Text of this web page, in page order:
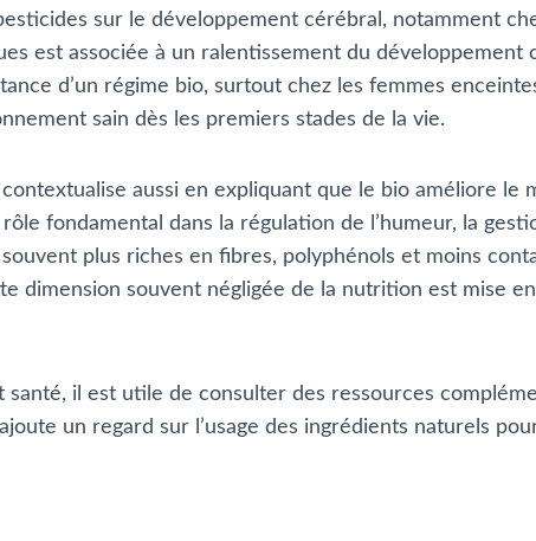
sur le développement cérébral, notamment
est associée à un ralentissement du développement
d’un régime bio, surtout chez les femmes
sain dès les premiers stades de la vie.
aussi en expliquant que le bio améliore le
fondamental dans la régulation de l’humeur, la
plus riches en fibres, polyphénols et moins
dimension souvent négligée de la nutrition est mise
il est utile de consulter des ressources
un regard sur l’usage des ingrédients naturels